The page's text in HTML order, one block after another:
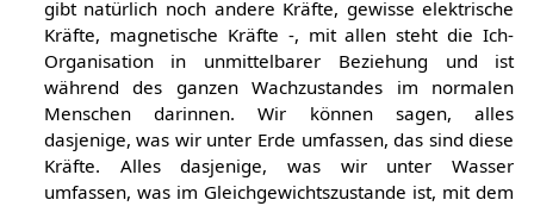
gibt natürlich noch andere Kräfte, gewisse elektrische
Kräfte, magnetische Kräfte -, mit allen steht die Ich-
Organisation in unmittelbarer Beziehung und ist
während des ganzen Wachzustandes im normalen
Menschen darinnen. Wir können sagen, alles
dasjenige, was wir unter Erde umfassen, das sind diese
Kräfte. Alles dasjenige, was wir unter Wasser
umfassen, was im Gleichgewichtszustande ist, mit dem